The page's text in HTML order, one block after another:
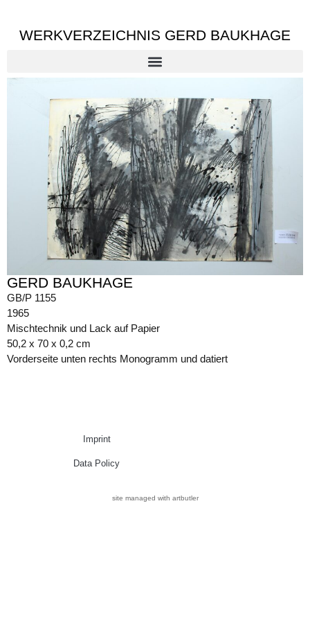
WERKVERZEICHNIS GERD BAUKHAGE
GERD BAUKHAGE
GB/P 1155
1965
Mischtechnik und Lack auf Papier
50,2 x 70 x 0,2 cm
Vorderseite unten rechts Monogramm und datiert
Imprint
Data Policy
site managed with artbutler